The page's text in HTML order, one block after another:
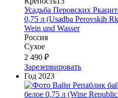
Усадьба Перовских
0,75 л (Usadba Perovskih
Wein und Wasser
Россия
Сухое
2 490 ₽
Зарезервировать
Год 2023